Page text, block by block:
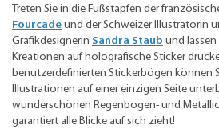
Treten Sie in die Fußstapfen der
Fourcadeund der Schweizer Illustratorin
Grafikdesignerin Sandra Staub und lassen
Kreationen auf holografische Sticker
benutzerdefinierten Stickerbögen können
Illustrationen auf einer einzigen Seite
wunderschönen Regenbogen- und
garantiert alle Blicke auf sich zieht!